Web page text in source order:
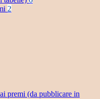
2
premi (da pubblicare in